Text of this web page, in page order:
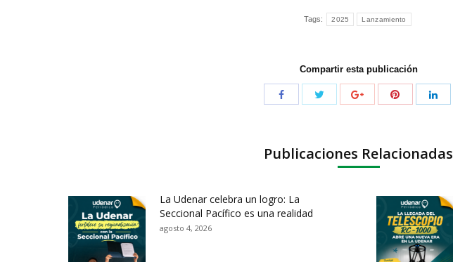
Tags: 2025 Lanzamiento
Compartir esta publicación
Publicaciones Relacionadas
La Udenar celebra un logro: La
Seccional Pacífico es una realidad
agosto 4, 2026